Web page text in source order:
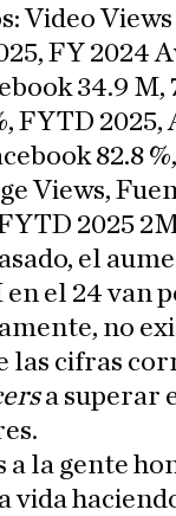
Video
FY 2024
34.9
FYTD
82.8
Views,
2025
el
el 24 van
no
las cifras
a superar
la gente
vida